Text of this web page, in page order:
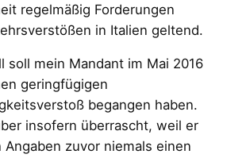
regelmäßig Forderungen
in Italien geltend.
soll mein Mandant im Mai 2016
geringfügigen
begangen haben.
insofern überrascht, weil er
Angaben zuvor niemals einen